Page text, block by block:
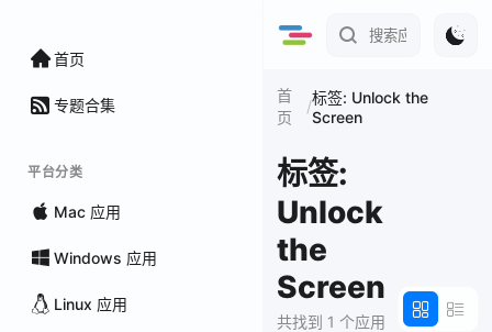
首页
专题合集
平台分类
Mac 应用
Windows 应用
Linux 应用
首
页
/标签: Unlock the
Screen
标签:
Unlock
the
Screen
共找到 1 个应用